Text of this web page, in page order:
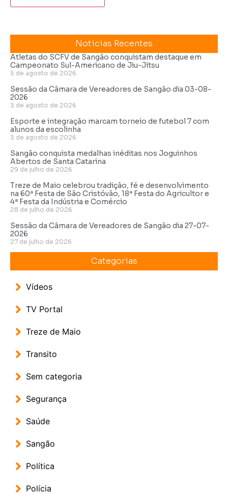
Noticias Recentes
Atletas do SCFV de Sangão conquistam destaque em
Campeonato Sul-Americano de Jiu-Jítsu
5 de agosto de 2026
Sessão da Câmara de Vereadores de Sangão dia 03-08-
2026
3 de agosto de 2026
Esporte e integração marcam torneio de futebol 7 com
alunos da escolinha
3 de agosto de 2026
Sangão conquista medalhas inéditas nos Joguinhos
Abertos de Santa Catarina
29 de julho de 2026
Treze de Maio celebrou tradição, fé e desenvolvimento
na 60ª Festa de São Cristóvão, 18ª Festa do Agricultor e
4ª Festa da Indústria e Comércio
28 de julho de 2026
Sessão da Câmara de Vereadores de Sangão dia 27-07-
2026
27 de julho de 2026
Categorias
Vídeos
TV Portal
Treze de Maio
Transito
Sem categoria
Segurança
Saúde
Sangão
Política
Polícia